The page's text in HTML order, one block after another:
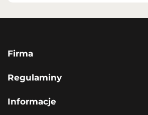
Firma
Regulaminy
Informacje